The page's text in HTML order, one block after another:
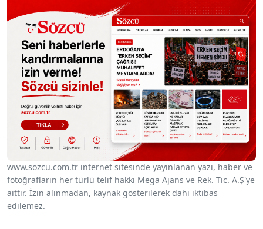
www.sozcu.com.tr internet sitesinde yayınlanan yazı, haber ve
fotoğrafların her türlü telif hakkı Mega Ajans ve Rek. Tic. A.Ş'ye
aittir. İzin alınmadan, kaynak gösterilerek dahi iktibas
edilemez.